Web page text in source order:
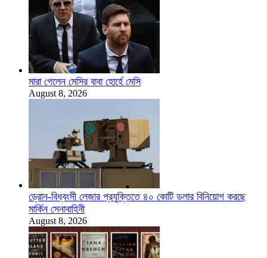
মারা গেলেন মেসির বাবা হোর্হে মেসি
August 8, 2026
ড্রোন-বিধ্বংসী লেজার প্রযুক্তিতে ৪০ কোটি ডলার বিনিয়োগ করছে
মার্কিন সেনাবাহিনী
August 8, 2026